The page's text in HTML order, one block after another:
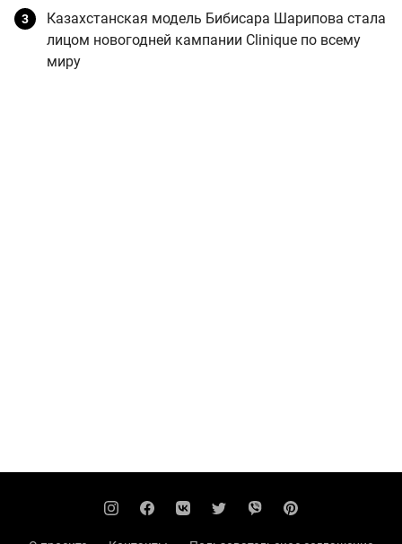
Казахстанская модель Бибисара Шарипова стала
лицом новогодней кампании Clinique по всему
миру